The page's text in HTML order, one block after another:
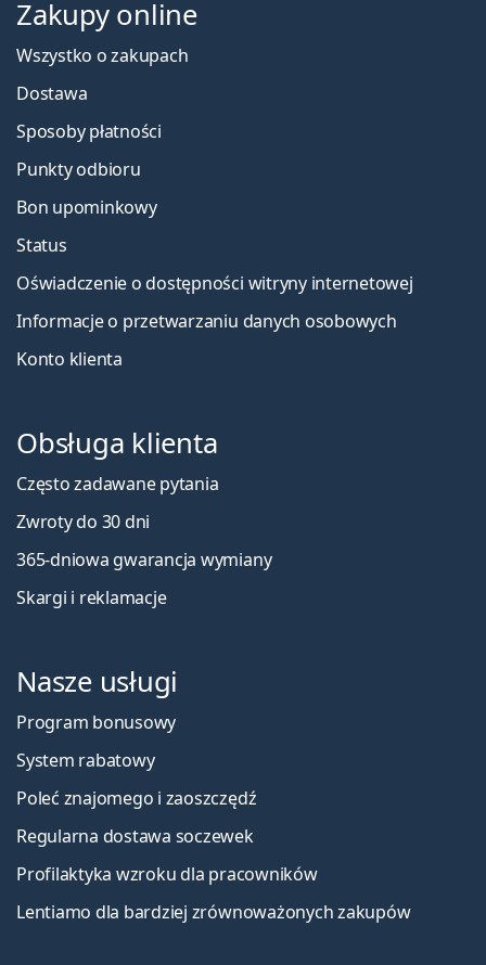
Zakupy online
Wszystko o zakupach
Dostawa
Sposoby płatności
Punkty odbioru
Bon upominkowy
Status
Oświadczenie o dostępności witryny internetowej
Informacje o przetwarzaniu danych osobowych
Konto klienta
Obsługa klienta
Często zadawane pytania
Zwroty do 30 dni
365-dniowa gwarancja wymiany
Skargi i reklamacje
Nasze usługi
Program bonusowy
System rabatowy
Poleć znajomego i zaoszczędź
Regularna dostawa soczewek
Profilaktyka wzroku dla pracowników
Lentiamo dla bardziej zrównoważonych zakupów